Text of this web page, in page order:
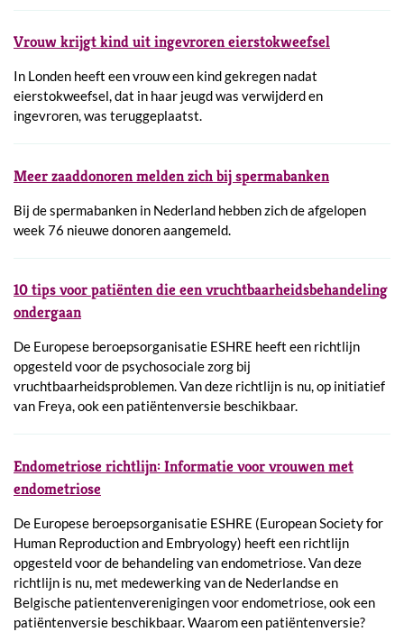
Vrouw krijgt kind uit ingevroren eierstokweefsel
In Londen heeft een vrouw een kind gekregen nadat
eierstokweefsel, dat in haar jeugd was verwijderd en
ingevroren, was teruggeplaatst.
Meer zaaddonoren melden zich bij spermabanken
Bij de spermabanken in Nederland hebben zich de afgelopen
week 76 nieuwe donoren aangemeld.
10 tips voor patiënten die een vruchtbaarheidsbehandeling
ondergaan
De Europese beroepsorganisatie ESHRE heeft een richtlijn
opgesteld voor de psychosociale zorg bij
vruchtbaarheidsproblemen. Van deze richtlijn is nu, op initiatief
van Freya, ook een patiëntenversie beschikbaar.
Endometriose richtlijn: Informatie voor vrouwen met
endometriose
De Europese beroepsorganisatie ESHRE (European Society for
Human Reproduction and Embryology) heeft een richtlijn
opgesteld voor de behandeling van endometriose. Van deze
richtlijn is nu, met medewerking van de Nederlandse en
Belgische patientenverenigingen voor endometriose, ook een
patiëntenversie beschikbaar. Waarom een patiëntenversie?